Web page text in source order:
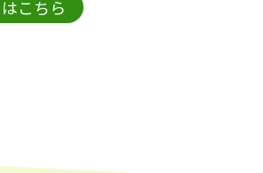
こちら